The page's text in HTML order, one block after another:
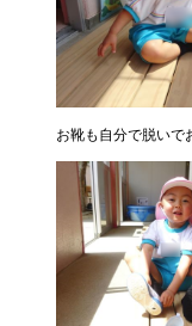
お靴も自分で脱いで